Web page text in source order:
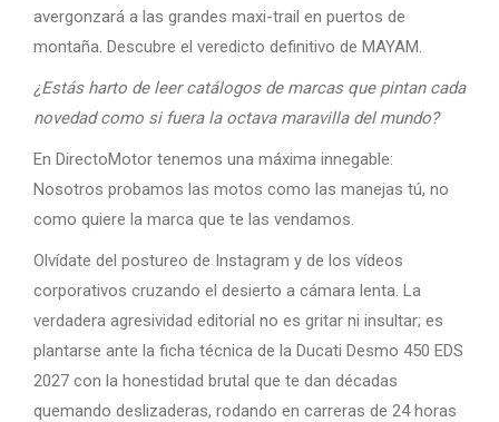
avergonzará a las grandes maxi-trail en puertos de
montaña. Descubre el veredicto definitivo de MAYAM.
¿Estás harto de leer catálogos de marcas que pintan cada
novedad como si fuera la octava maravilla del mundo?
En DirectoMotor tenemos una máxima innegable:
Nosotros probamos las motos como las manejas tú, no
como quiere la marca que te las vendamos.
Olvídate del postureo de Instagram y de los vídeos
corporativos cruzando el desierto a cámara lenta. La
verdadera agresividad editorial no es gritar ni insultar; es
plantarse ante la ficha técnica de la Ducati Desmo 450 EDS
2027 con la honestidad brutal que te dan décadas
quemando deslizaderas, rodando en carreras de 24 horas